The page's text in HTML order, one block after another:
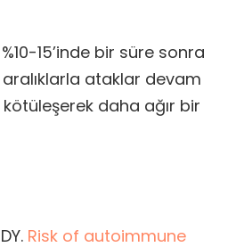
15’inde bir süre sonra
ataklar devam
daha ağır bir
Risk of autoimmune